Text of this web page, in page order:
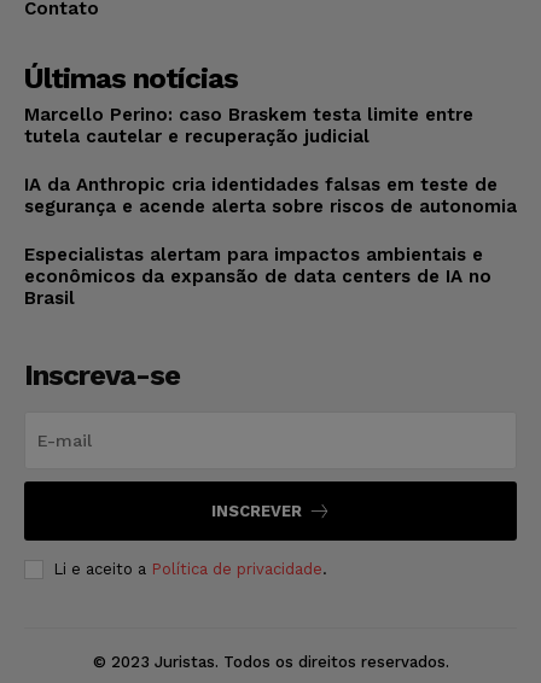
Contato
Últimas notícias
Marcello Perino: caso Braskem testa limite entre
tutela cautelar e recuperação judicial
IA da Anthropic cria identidades falsas em teste de
segurança e acende alerta sobre riscos de autonomia
Especialistas alertam para impactos ambientais e
econômicos da expansão de data centers de IA no
Brasil
Inscreva-se
INSCREVER
Li e aceito a Política de privacidade.
© 2023 Juristas. Todos os direitos reservados.